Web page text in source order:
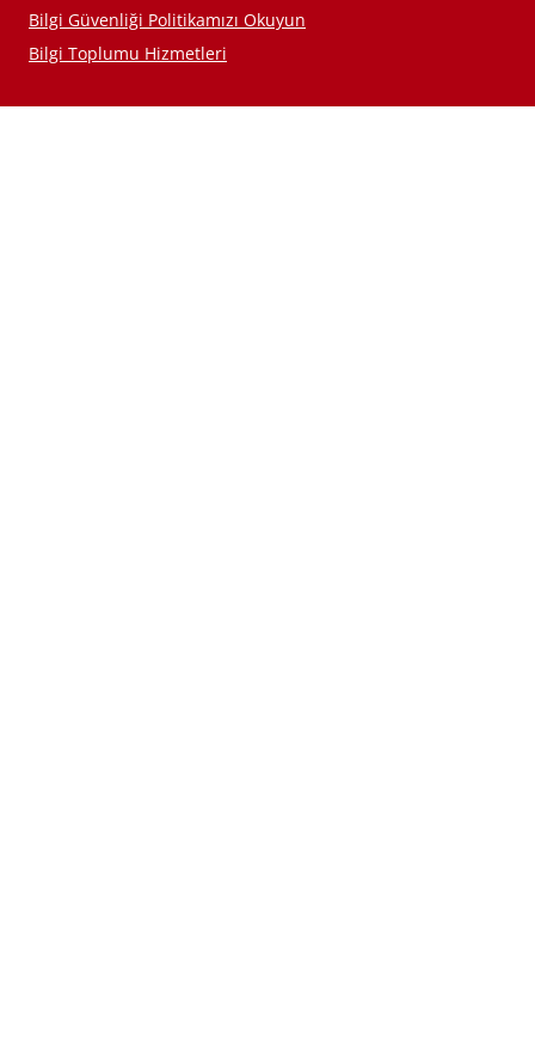
Bilgi Güvenliği Politikamızı Okuyun
Bilgi Toplumu Hizmetleri